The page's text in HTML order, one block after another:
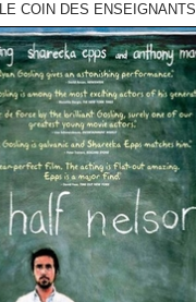
LE COIN DES ENSEIGNANTS